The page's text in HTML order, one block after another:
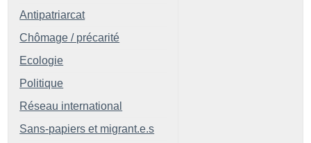
Antipatriarcat
Chômage / précarité
Ecologie
Politique
Réseau international
Sans-papiers et migrant.e.s